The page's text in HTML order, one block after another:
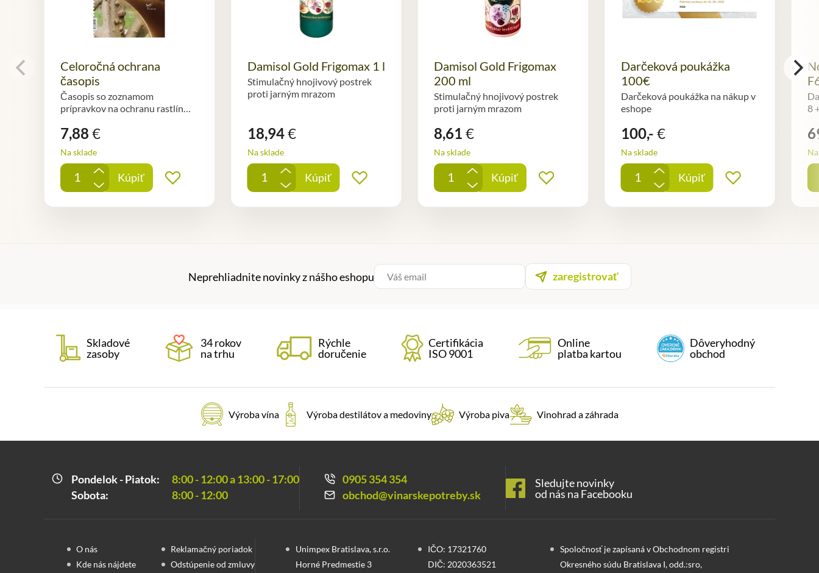
Celoročná ochrana
časopis
Časopis so zoznamom
prípravkov na ochranu rastlín…
7,88 €
Na sklade
-
Kúpiť Pridať do obľúbených
Damisol Gold Frigomax 1 l
Stimulačný hnojivový postrek
proti jarným mrazom
18,94€
Na sklade
-
Kúpiť Pridať do obľúbených
Damisol Gold Frigomax
200 ml
Stimulačný hnojivový postrek
proti jarným mrazom
8,61 €
Na sklade
-
Kúpiť Pridať do obľúbených
Darčeková poukážka
100€
Darčeková poukážka na nákup v
eshope
100,- €
Na sklade
-
Kúpiť
8
Neprehliadnite novinky z nášho eshopu zaregistrovať
Skladové
zasoby
34 rokov
na trhu
Rýchle
doručenie
Certifikácia
ISO 9001
Online
platba kartou
Dôveryhodný
obchod
Výroba vína Výroba destilátov a medoviny Výroba piva Vinohrad a záhrada
Pondelok - Piatok:
8:00 - 12:00 a 13:00 - 17:00
Sobota:
8:00 - 12:00
0905 354 354
obchod@vinarskepotreby.sk
Sledujte novinky
od nás na Facebooku
O nás
Reklamačný poriadok
Kde nás nájdete
Odstúpenie od zmluvy
Unimpex Bratislava, s.r.o.
Horné Predmestie 3
IČO: 17321760
DIČ: 2020363521
Spoločnosť je zapísaná v Obchodnom registri
Okresného súdu Bratislava I, odd.:sro,